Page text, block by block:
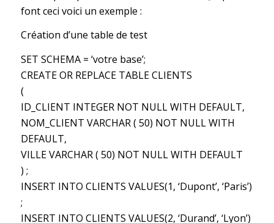
font ceci voici un exemple :
Création d’une table de test
SET SCHEMA = ‘votre base’;
CREATE OR REPLACE TABLE CLIENTS
(
ID_CLIENT INTEGER NOT NULL WITH DEFAULT,
NOM_CLIENT VARCHAR ( 50) NOT NULL WITH
DEFAULT,
VILLE VARCHAR ( 50) NOT NULL WITH DEFAULT
) ;
INSERT INTO CLIENTS VALUES(1, ‘Dupont’, ‘Paris’)
;
INSERT INTO CLIENTS VALUES(2, ‘Durand’, ‘Lyon’)